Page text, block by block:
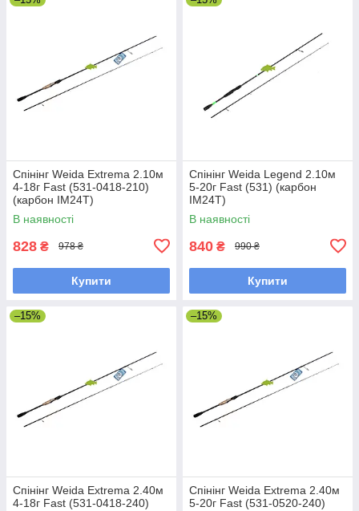
Спінінг Weida Extrema 2.10м
4-18г Fast (531-0418-210)
(карбон IM24T)
В наявності
828 ₴ 978 ₴
Купити
Спінінг Weida Legend 2.10м
5-20г Fast (531) (карбон
IM24T)
В наявності
840 ₴ 990 ₴
Купити
–15%
Спінінг Weida Extrema 2.40м
4-18г Fast (531-0418-240)
–15%
Спінінг Weida Extrema 2.40м
5-20г Fast (531-0520-240)